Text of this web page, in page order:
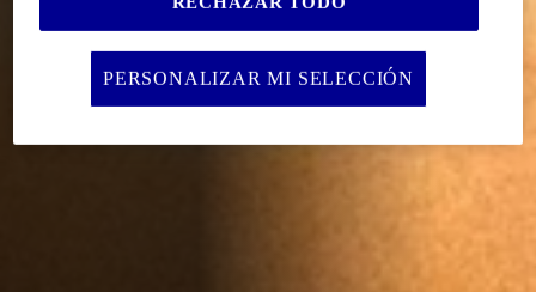
PERSONALIZAR MI SELECCIÓN